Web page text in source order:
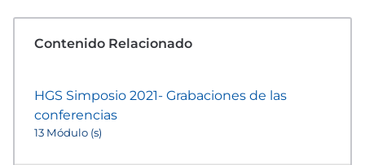
Contenido Relacionado
HGS Simposio 2021- Grabaciones de las
conferencias
13 Módulo (s)